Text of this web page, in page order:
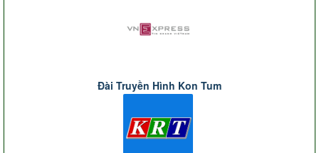
Đài Truyền Hình Kon Tum